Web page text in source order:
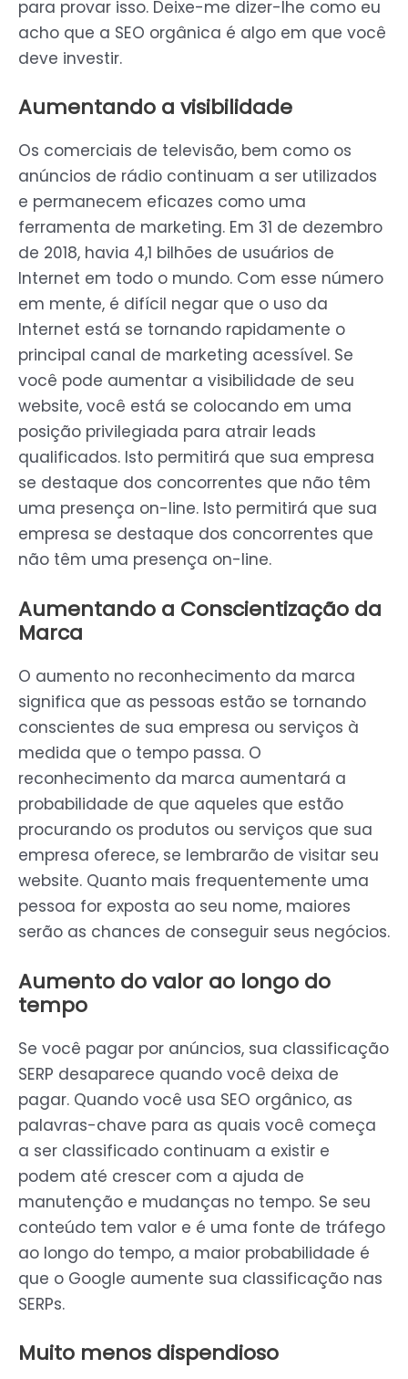
para provar isso. Deixe-me dizer-lhe como eu
acho que a SEO orgânica é algo em que você
deve investir.
Aumentando a visibilidade
Os comerciais de televisão, bem como os
anúncios de rádio continuam a ser utilizados
e permanecem eficazes como uma
ferramenta de marketing. Em 31 de dezembro
de 2018, havia 4,1 bilhões de usuários de
Internet em todo o mundo. Com esse número
em mente, é difícil negar que o uso da
Internet está se tornando rapidamente o
principal canal de marketing acessível. Se
você pode aumentar a visibilidade de seu
website, você está se colocando em uma
posição privilegiada para atrair leads
qualificados. Isto permitirá que sua empresa
se destaque dos concorrentes que não têm
uma presença on-line. Isto permitirá que sua
empresa se destaque dos concorrentes que
não têm uma presença on-line.
Aumentando a Conscientização da
Marca
O aumento no reconhecimento da marca
significa que as pessoas estão se tornando
conscientes de sua empresa ou serviços à
medida que o tempo passa. O
reconhecimento da marca aumentará a
probabilidade de que aqueles que estão
procurando os produtos ou serviços que sua
empresa oferece, se lembrarão de visitar seu
website. Quanto mais frequentemente uma
pessoa for exposta ao seu nome, maiores
serão as chances de conseguir seus negócios.
Aumento do valor ao longo do
tempo
Se você pagar por anúncios, sua classificação
SERP desaparece quando você deixa de
pagar. Quando você usa SEO orgânico, as
palavras-chave para as quais você começa
a ser classificado continuam a existir e
podem até crescer com a ajuda de
manutenção e mudanças no tempo. Se seu
conteúdo tem valor e é uma fonte de tráfego
ao longo do tempo, a maior probabilidade é
que o Google aumente sua classificação nas
SERPs.
Muito menos dispendioso